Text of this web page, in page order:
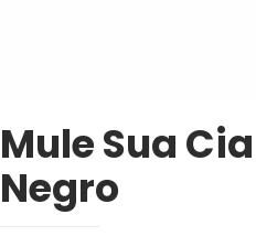
Mule Sua
Negro